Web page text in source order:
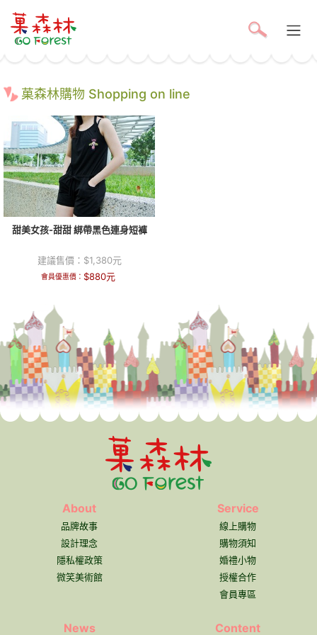
菓森林購物 Shopping on line
甜美女孩-甜甜 綁帶黑色連身短褲
建議售價： $1,380元
會員優惠價： $880元
About
品牌故事
設計理念
隱私權政策
微笑美術館
Service
線上購物
購物須知
婚禮小物
授權合作
會員專區
News Content